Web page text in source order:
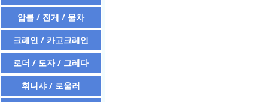
압롤 / 진게 / 물차
크레인 / 카고크레인
로더 / 도자 / 그레다
휘니샤 / 로울러